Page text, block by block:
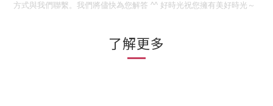
方式與我們聯繫。我們將儘快為您解答 ^^ 好時光祝您擁有美好時光～
了解更多